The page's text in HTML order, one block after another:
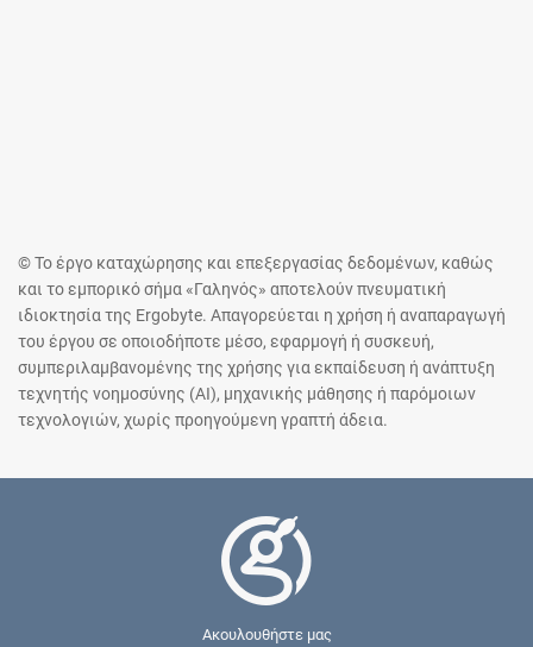
© Το έργο καταχώρησης και επεξεργασίας δεδομένων, καθώς
και το εμπορικό σήμα «Γαληνός» αποτελούν πνευματική
ιδιοκτησία της Ergobyte. Απαγορεύεται η χρήση ή αναπαραγωγή
του έργου σε οποιοδήποτε μέσο, εφαρμογή ή συσκευή,
συμπεριλαμβανομένης της χρήσης για εκπαίδευση ή ανάπτυξη
τεχνητής νοημοσύνης (AI), μηχανικής μάθησης ή παρόμοιων
τεχνολογιών, χωρίς προηγούμενη γραπτή άδεια.
Ακουλουθήστε μας